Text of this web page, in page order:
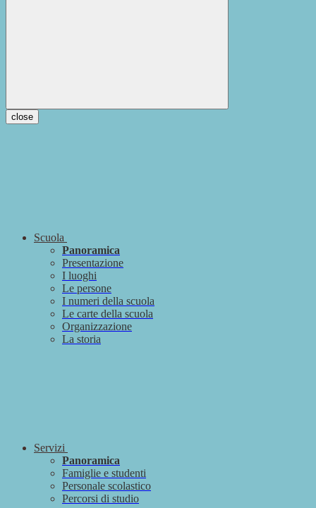
close
Scuola
Panoramica
Presentazione
I luoghi
Le persone
I numeri della scuola
Le carte della scuola
Organizzazione
La storia
Servizi
Panoramica
Famiglie e studenti
Personale scolastico
Percorsi di studio